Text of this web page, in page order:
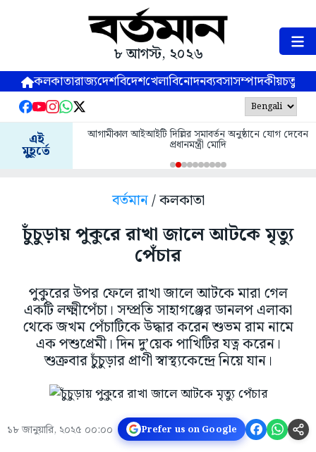
৮ আগস্ট, ২০২৬
কলকাতারাজ্যদেশবিদেশখেলাবিনোদনব্যবসাসম্পাদকীয়
এই
মুহূর্তে
আগামীকাল আইআইটি দিল্লির সমাবর্তন অনুষ্ঠানে যোগ দেবেন
প্রধানমন্ত্রী মোদি
বর্তমান/ কলকাতা
চুঁচুড়ায় পুকুরে রাখা জালে আটকে মৃত্যু
পেঁচার
পুকুরের উপর ফেলে রাখা জালে আটকে মারা গেল
একটি লক্ষ্মীপেঁচা। সম্প্রতি সাহাগঞ্জের ডানলপ এলাকা
থেকে জখম পেঁচাটিকে উদ্ধার করেন শুভম রাম নামে
এক পশুপ্রেমী। দিন দু’য়েক পাখিটির যত্ন করেন।
শুক্রবার চুঁচুড়ার প্রাণী স্বাস্থ্যকেন্দ্রে নিয়ে যান।
১৮ জানুয়ারি, ২০২৫ ০০:০০ Prefer us on Google